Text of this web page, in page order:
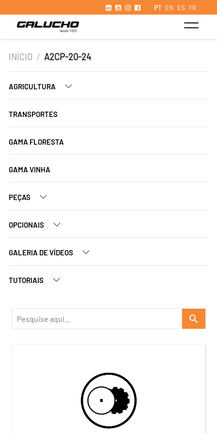
PT EN ES FR
INÍCIO / A2CP-20-24
AGRICULTURA
TRANSPORTES
GAMA FLORESTA
GAMA VINHA
PEÇAS
OPCIONAIS
GALERIA DE VÍDEOS
TUTORIAIS
search